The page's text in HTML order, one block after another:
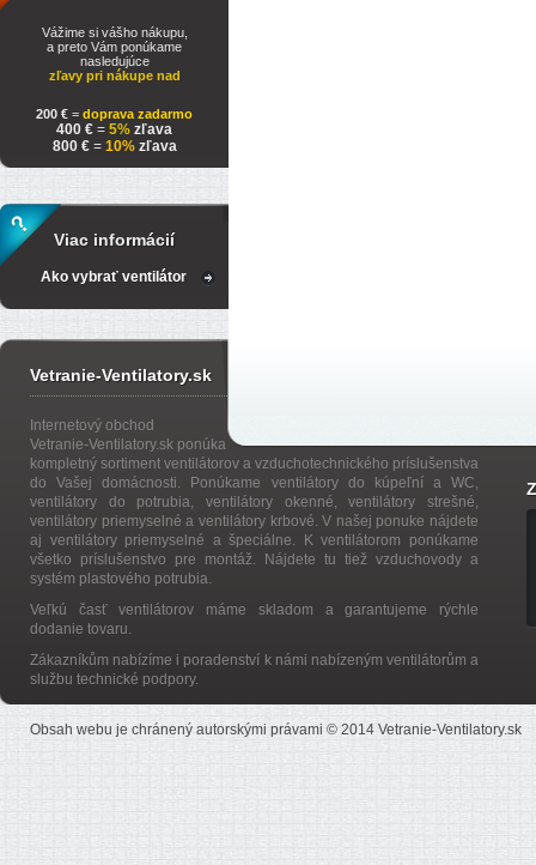
Vážime si vášho nákupu,
a preto Vám ponúkame
nasledujúce
zľavy pri nákupe nad
200 € = doprava zadarmo
400 € = 5% zľava
800 €= 10% zľava
Viac informácií
Ako vybrať ventilátor
Vetranie-Ventilatory.sk
Internetový obchod
Vetranie-Ventilatory.sk ponúka
kompletný sortiment ventilátorov a vzduchotechnického príslušenstva
do Vašej domácnosti. Ponúkame ventilátory do kúpeľní a WC,
ventilátory do potrubia, ventilátory okenné, ventilátory strešné,
ventilátory priemyselné a ventilátory krbové. V našej ponuke nájdete
aj ventilátory priemyselné a špeciálne. K ventilátorom ponúkame
všetko príslušenstvo pre montáž. Nájdete tu tiež vzduchovody a
systém plastového potrubia.
Veľkú časť ventilátorov máme skladom a garantujeme rýchle
dodanie tovaru.
Zákazníkům nabízíme i poradenství k námi nabízeným ventilátorům a
službu technické podpory.
Obsah webu je chránený autorskými právami © 2014 Vetranie-Ventilatory.sk